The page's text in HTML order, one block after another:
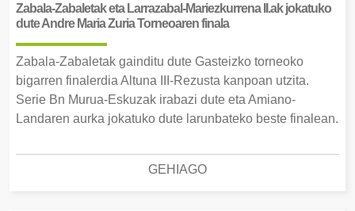
Zabala-Zabaletak eta Larrazabal-Mariezkurrena II.ak jokatuko
dute Andre Maria Zuria Torneoaren finala
Zabala-Zabaletak gainditu dute Gasteizko torneoko
bigarren finalerdia Altuna III-Rezusta kanpoan utzita.
Serie Bn Murua-Eskuzak irabazi dute eta Amiano-
Landaren aurka jokatuko dute larunbateko beste finalean.
GEHIAGO